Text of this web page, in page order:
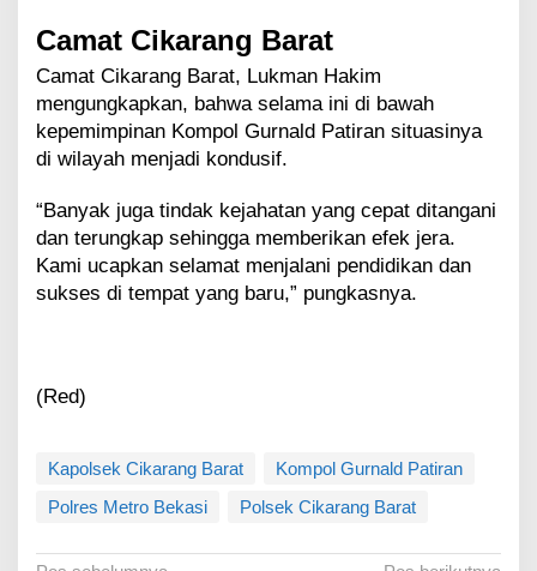
Camat Cikarang Barat
Camat Cikarang Barat, Lukman Hakim
mengungkapkan, bahwa selama ini di bawah
kepemimpinan Kompol Gurnald Patiran situasinya
di wilayah menjadi kondusif.
“Banyak juga tindak kejahatan yang cepat ditangani
dan terungkap sehingga memberikan efek jera.
Kami ucapkan selamat menjalani pendidikan dan
sukses di tempat yang baru,” pungkasnya.
(Red)
Kapolsek Cikarang Barat
Kompol Gurnald Patiran
Polres Metro Bekasi
Polsek Cikarang Barat